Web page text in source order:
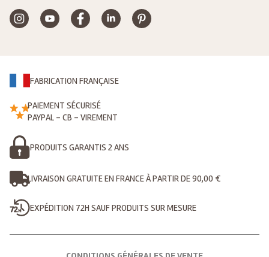
FABRICATION FRANÇAISE
PAIEMENT SÉCURISÉ
PAYPAL - CB - VIREMENT
PRODUITS GARANTIS 2 ANS
LIVRAISON GRATUITE EN FRANCE À PARTIR DE 90,00 €
EXPÉDITION 72H SAUF PRODUITS SUR MESURE